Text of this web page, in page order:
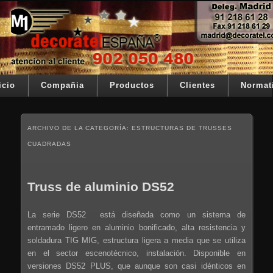
Ir al contenido principal
Ir al contenido secundario
Decoratel España
Su telon de teatro es nuestra razón de ser
Menú principalCompañia Productos Clientes
ARCHIVO DE LA CATEGORÍA: ESTRUCTURAS DE TRUSSES
CUADRADAS
Truss de aluminio DS52
La serie DS52 está diseñada como un sistema de
entramado ligero en aluminio bonificado, alta resistencia y
soldadura TIG MIG, estructura ligera a media que se utiliza
en el sector escenotécnico, instalación. Disponible en
versiones DS52 PLUS, que aunque son casi idénticos en